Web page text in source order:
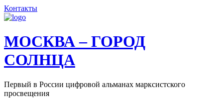
Контакты
МОСКВА – ГОРОД
СОЛНЦА
Первый в России цифровой альманах марксистского
просвещения